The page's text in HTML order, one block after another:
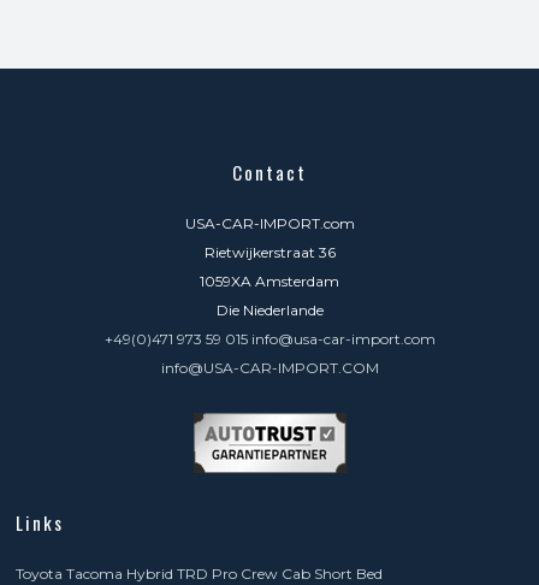
Contact
USA-CAR-IMPORT.com
Rietwijkerstraat 36
1059XA Amsterdam
Die Niederlande
+49(0)471 973 59 015 info@usa-car-import.com
info@USA-CAR-IMPORT.COM
Links
Toyota Tacoma Hybrid TRD Pro Crew Cab Short Bed